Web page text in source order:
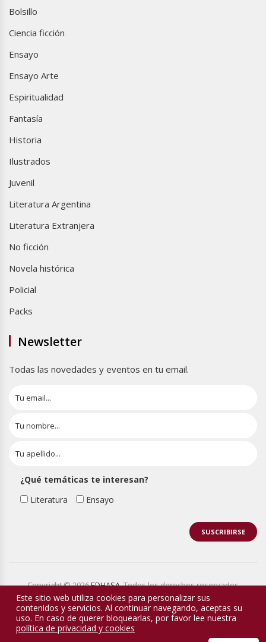
Bolsillo
Ciencia ficción
Ensayo
Ensayo Arte
Espiritualidad
Fantasía
Historia
Ilustrados
Juvenil
Literatura Argentina
Literatura Extranjera
No ficción
Novela histórica
Policial
Packs
Newsletter
Todas las novedades y eventos en tu email.
¿Qué temáticas te interesan?
Literatura
Ensayo
Copyright © 2026EDHASA. Todos los derechos reservados
Este sitio web utiliza cookies para personalizar sus
contenidos y servicios. Al continuar navegando, aceptas su
uso. En caso de querer bloquearlas, por favor lee nuestra
política de privacidad y cookies